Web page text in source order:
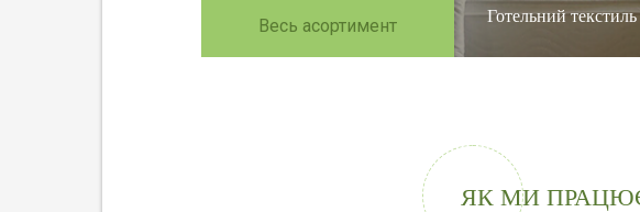
Весь асортимент Готельний текстиль
ЯК МИ